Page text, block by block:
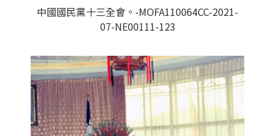
中國國民黨十三全會。-MOFA110064CC-2021-
07-NE00111-123